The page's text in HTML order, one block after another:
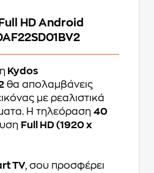
HD Android
Kydos
θα απολαμβάνεις
με ρεαλιστικά
Η τηλεόραση 40
Full HD (1920 x
TV, σου προσφέρει